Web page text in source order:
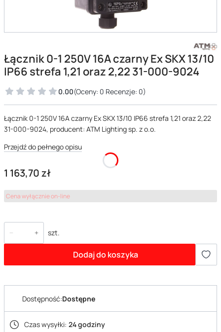
Łącznik 0-1 250V 16A czarny Ex SKX 13/10
IP66 strefa 1,21 oraz 2,22 31-000-9024
0.00(Oceny: 0 Recenzje: 0)
Łącznik 0-1 250V 16A czarny Ex SKX 13/10 IP66 strefa 1,21 oraz 2,22
31-000-9024, producent: ATM Lighting sp. z o.o.
Przejdź do pełnego opisu
Cena
1 163,70 zł
Cena wyłącznie on-line
szt.
Dodaj do koszyka
Dostępność:Dostępne
Czas wysyłki: 24 godziny